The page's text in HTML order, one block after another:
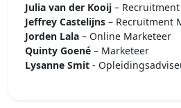
Julia van der Kooij –
Jeffrey Castelijns – Recruitment
Jorden Lala – Online Marketeer
Quinty Goené – Marketeer
Lysanne Smit -